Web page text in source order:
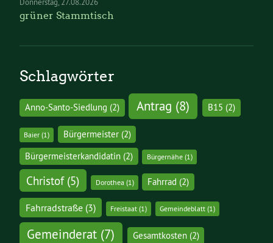
grüner Stammtisch
Schlagwörter
Anno-Santo-Siedlung (2) Antrag (8) B15 (2)
Baier (1) Bürgermeister(2)
Bürgermeisterkandidatin(2) Bürgernähe(1)
Christof(5) Dorothea (1) Fahrrad (2)
Fahrradstraße(3) Freistaat (1) Gemeindeblatt(1)
Gemeinderat (7) Gesamtkosten(2)